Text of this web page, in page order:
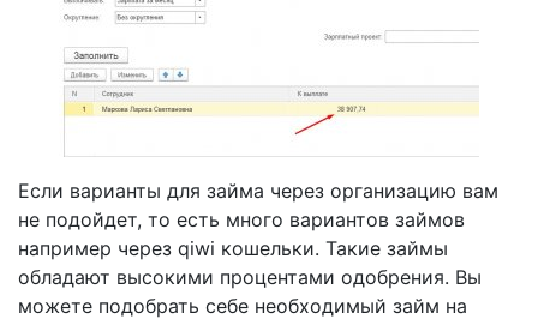
Если варианты для займа через организацию вам
не подойдет, то есть много вариантов займов
например через qiwi кошельки. Такие займы
обладают высокими процентами одобрения. Вы
можете подобрать себе необходимый займ на